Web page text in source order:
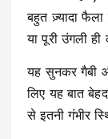
बहुत ज़्यादा
या पूरी उंगली
यह सुनकर गैबी
लिए यह बात
से इतनी गंभीर